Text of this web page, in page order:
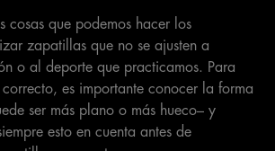
cosas que podemos hacer los
zapatillas que no se ajusten a
o al deporte que practicamos. Para
es importante conocer la forma
ser más plano o más hueco– y
esto en cuenta antes de